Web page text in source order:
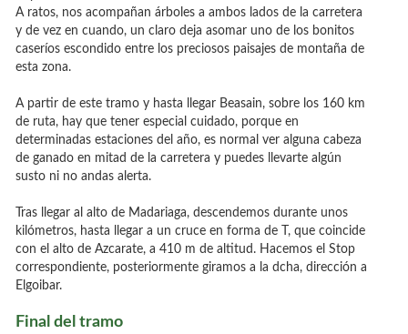
A ratos, nos acompañan árboles a ambos lados de la carretera
y de vez en cuando, un claro deja asomar uno de los bonitos
caseríos escondido entre los preciosos paisajes de montaña de
esta zona.
A partir de este tramo y hasta llegar Beasain, sobre los 160 km
de ruta, hay que tener especial cuidado, porque en
determinadas estaciones del año, es normal ver alguna cabeza
de ganado en mitad de la carretera y puedes llevarte algún
susto ni no andas alerta.
Tras llegar al alto de Madariaga, descendemos durante unos
kilómetros, hasta llegar a un cruce en forma de T, que coincide
con el alto de Azcarate, a 410 m de altitud. Hacemos el Stop
correspondiente, posteriormente giramos a la dcha, dirección a
Elgoibar.
Final del tramo